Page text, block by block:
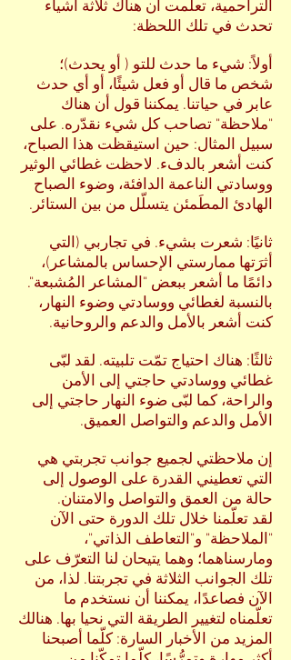
التراحمية، تعلّمت أن هناك ثلاثة أشياء
تحدث في تلك اللحظة:
أولاً: شيء ما حدث للتو ( أو يحدث)؛
شخص ما قال أو فعل شيئًا، أو أي حدث
عابر في حياتنا. يمكننا قول أن هناك
"ملاحظة" تصاحب كل شيء نقدّره. على
سبيل المثال: حين استيقظت هذا الصباح،
كنت أشعر بالدفء. لاحظت غطائي الوثير
ووسادتي الناعمة الدافئة، وضوء الصباح
الهادئ المطَمئن يتسلّل من بين الستائر.
ثانيًا: شعرت بشيء. في تجاربي (التي
أثرَتها ممارستي الإحساس بالمشاعر)،
دائمًا ما أشعر ببعض "المشاعر المُشبعة".
بالنسبة لغطائي ووسادتي وضوء النهار،
كنت أشعر بالأمل والدعم والروحانية.
ثالثًا: هناك احتياج تمّت تلبيته. لقد لبّى
غطائي ووسادتي حاجتي إلى الأمن
والراحة، كما لبّى ضوء النهار حاجتي إلى
الأمل والدعم والتواصل العميق.
إن ملاحظتي لجميع جوانب تجربتي هي
التي تعطيني القدرة على الوصول إلى
حالة من العمق والتواصل والامتنان.
لقد تعلّمنا خلال تلك الدورة حتى الآن
"الملاحظة" و"التعاطف الذاتي"،
ومارسناهما؛ وهما يتيحان لنا التعرّف على
تلك الجوانب الثلاثة في تجربتنا. لذا، من
الآن فصاعدًا، يمكننا أن نستخدم ما
تعلّمناه لتغيير الطريقة التي نحيا بها. هنالك
المزيد من الأخبار السارة: كلّما أصبحنا